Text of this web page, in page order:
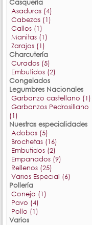
Casquería
Asaduras (4)
Cabezas (1)
Callos (1)
Manitas (1)
Zarajos (1)
Charcutería
Curados (5)
Embutidos (2)
Congelados
Legumbres Nacionales
Garbanzo castellano (1)
Garbanzos Pedrosillano
(1)
Nuestras especialidades
Adobos (5)
Brochetas (16)
Embutidos (2)
Empanados (9)
Rellenos (25)
Varios Especial (6)
Pollería
Conejo (1)
Pavo (4)
Pollo (1)
Varios